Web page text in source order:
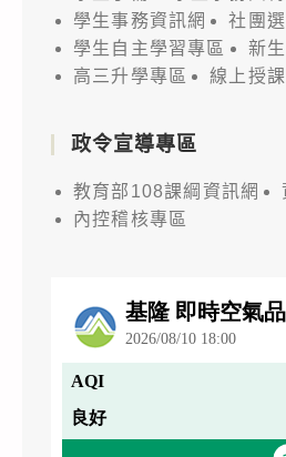
學生事務資訊網
社團
學生自主學習專區
新
高三升學專區
線上授
政令宣導專區
教育部108課綱資訊網
內控稽核專區